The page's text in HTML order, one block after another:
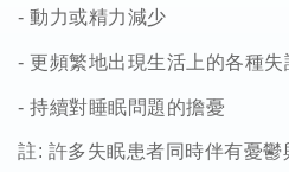
-動力或精力減少
-更頻繁地出現生活上的各種失
-持續對睡眠問題的擔憂
註: 許多失眠患者同時伴有憂